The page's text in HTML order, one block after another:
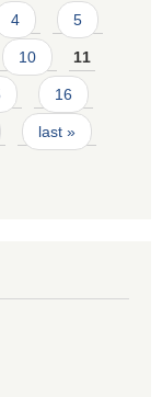
4 5
10 11
16
last »